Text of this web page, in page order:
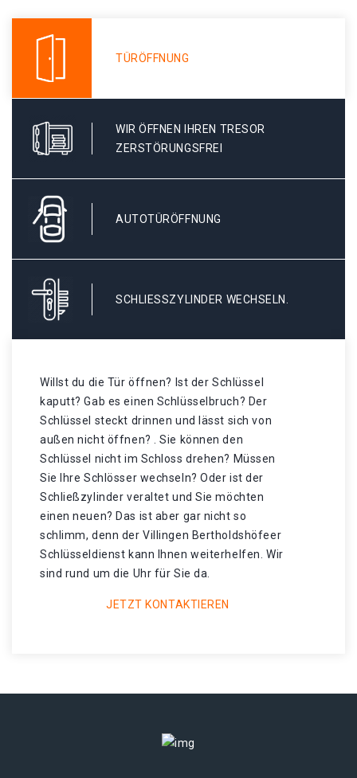
TÜRÖFFNUNG
WIR ÖFFNEN IHREN TRESOR
ZERSTÖRUNGSFREI
AUTOTÜRÖFFNUNG
SCHLIESSZYLINDER WECHSELN.
Willst du die Tür öffnen? Ist der Schlüssel
kaputt? Gab es einen Schlüsselbruch? Der
Schlüssel steckt drinnen und lässt sich von
außen nicht öffnen? . Sie können den
Schlüssel nicht im Schloss drehen? Müssen
Sie Ihre Schlösser wechseln? Oder ist der
Schließzylinder veraltet und Sie möchten
einen neuen? Das ist aber gar nicht so
schlimm, denn der Villingen Bertholdshöfeer
Schlüsseldienst kann Ihnen weiterhelfen. Wir
sind rund um die Uhr für Sie da.
JETZT KONTAKTIEREN